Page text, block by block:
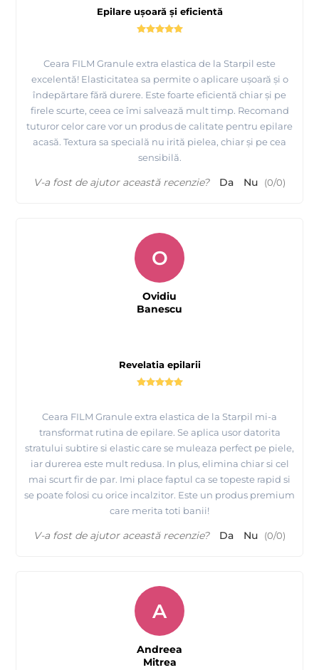
Tutorial epilare cu ceara elastica de calitate premium -
Starpil Spania
Folie spaciala pentru incalzit ceara Starpil - iti
protejeaza incalzitorul de ceara
Epilare ușoară și eficientă
Ceara FILM Granule extra elastica de la Starpil este
excelentă! Elasticitatea sa permite o aplicare ușoară și o
îndepărtare fără durere. Este foarte eficientă chiar și pe
firele scurte, ceea ce îmi salvează mult timp. Recomand
tuturor celor care vor un produs de calitate pentru epilare
acasă. Textura sa specială nu irită pielea, chiar și pe cea
sensibilă.
V-a fost de ajutor această recenzie? Da Nu (0/0)
Revelatia epilarii
Ceara FILM Granule extra elastica de la Starpil mi-a
transformat rutina de epilare. Se aplica usor datorita
stratului subtire si elastic care se muleaza perfect pe piele,
iar durerea este mult redusa. In plus, elimina chiar si cel
mai scurt fir de par. Imi place faptul ca se topeste rapid si
se poate folosi cu orice incalzitor. Este un produs premium
care merita toti banii!
O
Ovidiu
Banescu
V-a fost de ajutor această recenzie? Da Nu (0/0)
A
Andreea
Mitrea